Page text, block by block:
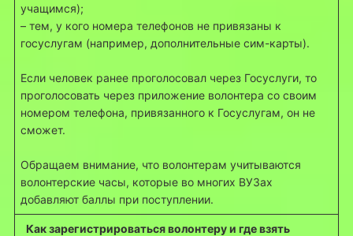
учащимся);
– тем, у кого номера телефонов не привязаны к
госуслугам (например, дополнительные сим-карты).
Если человек ранее проголосовал через Госуслуги, то
проголосовать через приложение волонтера со своим
номером телефона, привязанного к Госуслугам, он не
сможет.
Обращаем внимание, что волонтерам учитываются
волонтерские часы, которые во многих ВУЗах
добавляют баллы при поступлении.
Как зарегистрироваться волонтеру и где взять